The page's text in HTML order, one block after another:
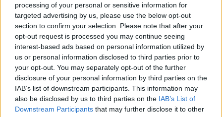
processing of your personal or sensitive information for
targeted advertising by us, please use the below opt-out
section to confirm your selection. Please note that after your
opt-out request is processed you may continue seeing
interest-based ads based on personal information utilized by
us or personal information disclosed to third parties prior to
your opt-out. You may separately opt-out of the further
disclosure of your personal information by third parties on the
IAB’s list of downstream participants. This information may
also be disclosed by us to third parties on the IAB’s List of
Downstream Participants that may further disclose it to other
úgyhogy egyre valószínűbb az az Oscar-díj is, Allison
Janney pedig azÉn, Tonyáért lett jutalmazva Legjobb
női mellékszereplő kategóriában, de aTűnj el!
főszereplője, Daniel Kaluuya is elnyerte az Év
Felfedezettje elismerést. Animációs filmek közül aCoco
nyert, az operatőri-díjat Roger Deakins kapta aSzárnyas
fejvadász 2049-ért (itt is érik az Oscar) és a vizuális
effektusok terén is diadalmaskodott a film, míg a
Legjobb vágást a Baby Driver
kapta, a Legjobb